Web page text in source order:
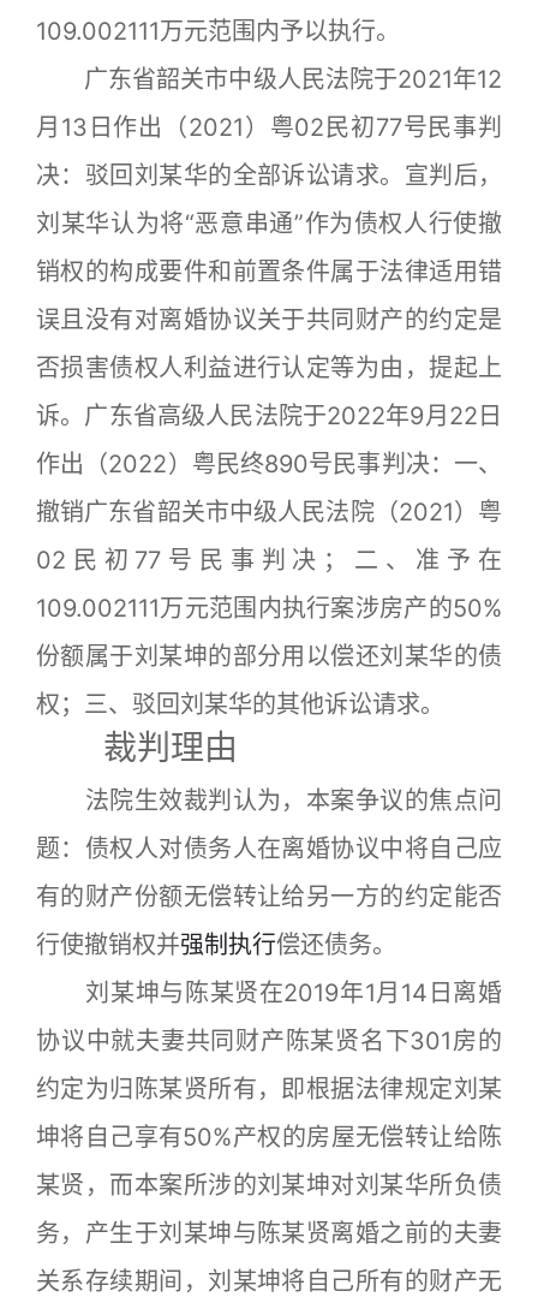
109.002111万元范围内予以执行。
广东省韶关市中级人民法院于2021年12
月13日作出（2021）粤02民初77号民事判
决：驳回刘某华的全部诉讼请求。宣判后，
刘某华认为将“恶意串通”作为债权人行使撤
销权的构成要件和前置条件属于法律适用错
误且没有对离婚协议关于共同财产的约定是
否损害债权人利益进行认定等为由，提起上
诉。广东省高级人民法院于2022年9月22日
作出（2022）粤民终890号民事判决：一、
撤销广东省韶关市中级人民法院（2021）粤
02民初77号民事判决；二、准予在
109.002111万元范围内执行案涉房产的50%
份额属于刘某坤的部分用以偿还刘某华的债
权；三、驳回刘某华的其他诉讼请求。
裁判理由
法院生效裁判认为，本案争议的焦点问
题：债权人对债务人在离婚协议中将自己应
有的财产份额无偿转让给另一方的约定能否
行使撤销权并强制执行偿还债务。
刘某坤与陈某贤在2019年1月14日离婚
协议中就夫妻共同财产陈某贤名下301房的
约定为归陈某贤所有，即根据法律规定刘某
坤将自己享有50%产权的房屋无偿转让给陈
某贤，而本案所涉的刘某坤对刘某华所负债
务，产生于刘某坤与陈某贤离婚之前的夫妻
关系存续期间，刘某坤将自己所有的财产无